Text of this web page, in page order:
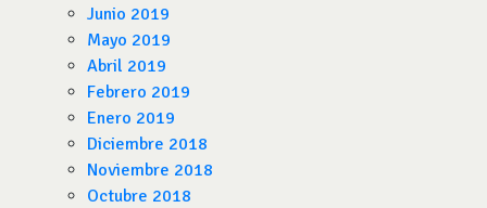
Junio 2019
Mayo 2019
Abril 2019
Febrero 2019
Enero 2019
Diciembre 2018
Noviembre 2018
Octubre 2018